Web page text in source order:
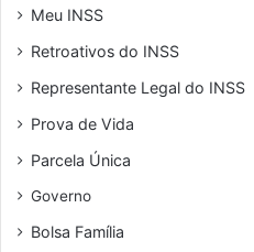
Meu INSS
Retroativos do INSS
Representante Legal do INSS
Prova de Vida
Parcela Única
Governo
Bolsa Família